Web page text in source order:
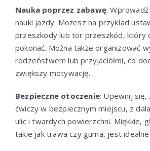
Nauka poprzez zabawę:
nauki jazdy. Możesz na przykład
przeszkody lub tor przeszkód, który
pokonać. Można także organizować
rodzeństwem lub przyjaciółmi, co
zwiększy motywację.
Bezpieczne otoczenie: Upewnij się,
ćwiczy w bezpiecznym miejscu, z
ulic i twardych powierzchni. Miękkie,
takie jak trawa czy guma, jest